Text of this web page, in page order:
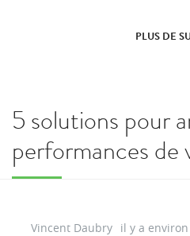
PLUS DE
5 solutions pour
performances de
Vincent Daubry il y a